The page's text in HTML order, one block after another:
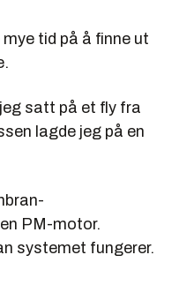
tid på å finne ut
satt på et fly fra
lagde jeg på en
PM-motor.
systemet fungerer.